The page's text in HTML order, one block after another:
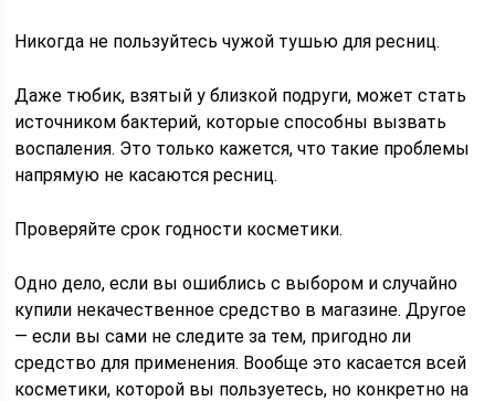
Никогда не пользуйтесь чужой тушью для ресниц.
Даже тюбик, взятый у близкой подруги, может стать
источником бактерий, которые способны вызвать
воспаления. Это только кажется, что такие проблемы
напрямую не касаются ресниц.
Проверяйте срок годности косметики.
Одно дело, если вы ошиблись с выбором и случайно
купили некачественное средство в магазине. Другое
— если вы сами не следите за тем, пригодно ли
средство для применения. Вообще это касается всей
косметики, которой вы пользуетесь, но конкретно на